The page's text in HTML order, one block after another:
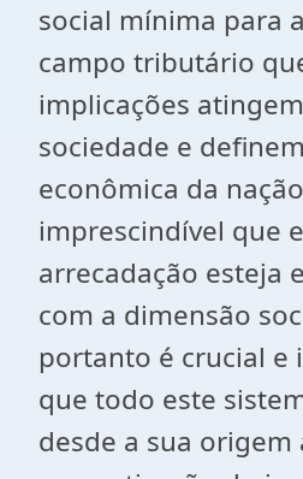
social mínima para
campo tributário
implicações
sociedade e
econômica da
imprescindível que
arrecadação esteja
com a dimensão
portanto é crucial e
que todo este
desde a sua origem